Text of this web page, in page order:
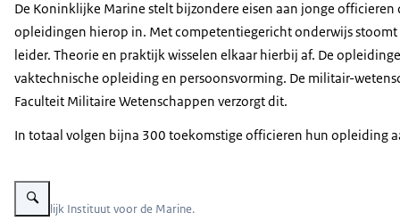
De Koninklijke Marine stelt bijzondere eisen aan jonge
opleidingen hierop in. Met competentiegericht onderwijs
leider. Theorie en praktijk wisselen elkaar hierbij af. De
vaktechnische opleiding en persoonsvorming. De militair-
Faculteit Militaire Wetenschappen verzorgt dit.
In totaal volgen bijna 300 toekomstige officieren hun opleiding
Vergroot afbeelding Koninklijk Instituut voor de Marine.
Koninklijk Instituut voor de Marine.